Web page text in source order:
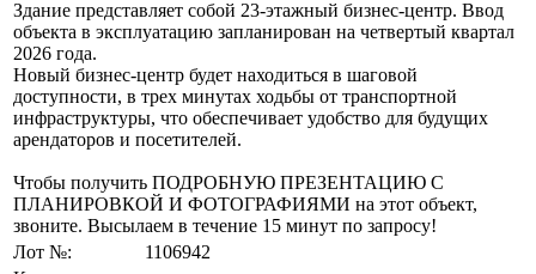
Здание представляет собой 23-этажный бизнес-центр. Ввод
объекта в эксплуатацию запланирован на четвертый квартал
2026 года.
Новый бизнес-центр будет находиться в шаговой
доступности, в трех минутах ходьбы от транспортной
инфраструктуры, что обеспечивает удобство для будущих
арендаторов и посетителей.
Чтобы получить ПОДРОБНУЮ ПРЕЗЕНТАЦИЮ С
ПЛАНИРОВКОЙ И ФОТОГРАФИЯМИ на этот объект,
звоните. Высылаем в течение 15 минут по запросу!
Лот №:
1106942